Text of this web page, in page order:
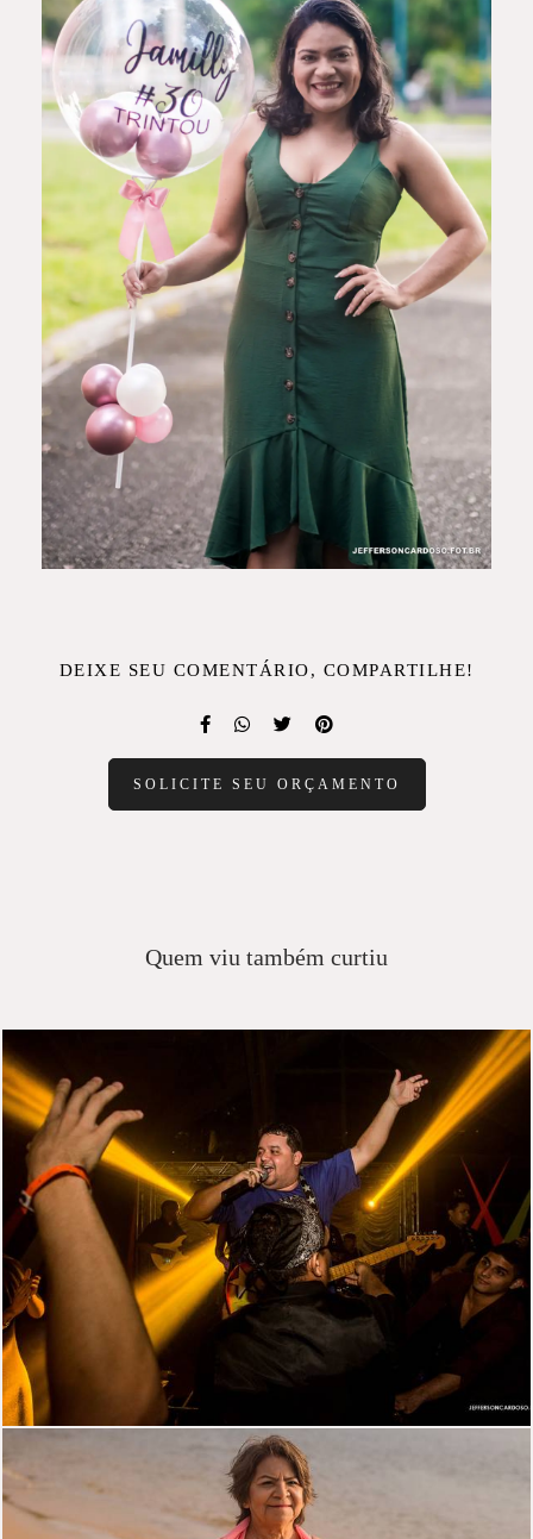
DEIXE SEU COMENTÁRIO, COMPARTILHE!
SOLICITE SEU ORÇAMENTO
Quem viu também curtiu
2133 39